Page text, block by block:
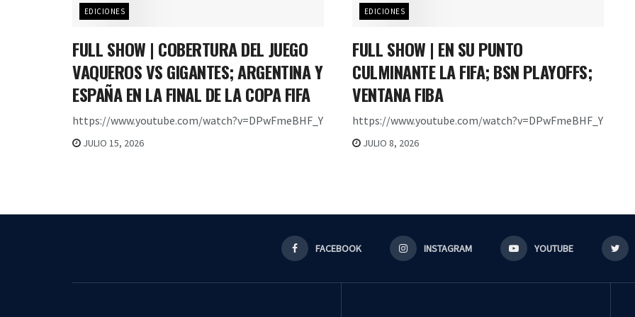
EDICIONES
FULL SHOW | COBERTURA DEL JUEGO
VAQUEROS VS GIGANTES; ARGENTINA Y
ESPAÑA EN LA FINAL DE LA COPA FIFA
https://www.youtube.com/watch?v=DPwFmeBHF_Y
JULIO 15, 2026
EDICIONES
FULL SHOW | EN SU PUNTO
CULMINANTE LA FIFA; BSN PLAYOFFS;
VENTANA FIBA
https://www.youtube.com/watch?v=DPwFmeBHF_Y
JULIO 8, 2026
FACEBOOK INSTAGRAM YOUTUBE